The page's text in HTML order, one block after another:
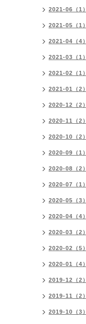
2021-06（1）
2021-05（1）
2021-04（4）
2021-03（1）
2021-02（1）
2021-01（2）
2020-12（2）
2020-11（2）
2020-10（2）
2020-09（1）
2020-08（2）
2020-07（1）
2020-05（3）
2020-04（4）
2020-03（2）
2020-02（5）
2020-01（4）
2019-12（2）
2019-11（2）
2019-10（3）